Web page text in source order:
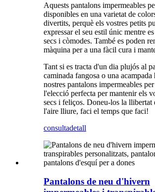
Aquests pantalons impermeables
disponibles en una varietat de
divertits, perquè els vostres petits
expressar el seu estil únic mentre
secs i còmodes. També es poden
màquina per a una fàcil cura i
Tant si es tracta d'un dia plujós al
caminada fangosa o una acampada
nostres pantalons impermeables
l'elecció perfecta per mantenir els
secs i feliços. Doneu-los la llibertat
l'aire lliure, faci el temps que faci!
consultadetall
Pantalons de neu d'hivern